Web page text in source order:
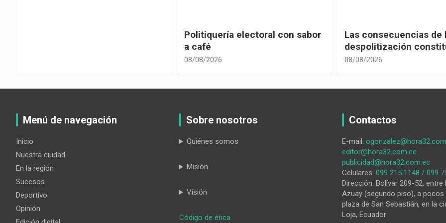
Las consecuencias de la
despolitización constitucional
08/08/2026
Leyes contra la
08/08/2026
Menú de navegación
Inicio
Nuestra ciudad
En la región
Sucesos
Deportivo
Opinión
Sobre nosotros
Quiénes somos
Misión
Visión
Código de ética:
Contactos
E-mail:
editor@hora32.com.ec
publicidad@hora32.com.ec
Celulares: 099 215 1148 / 099
Dirección: Bolívar 209-52, entre
Azuay (segundo piso), a
plaza de San Sebastián, en la
Loja, Ecuador